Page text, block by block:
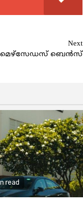
Next
മെഴ്സേഡസ് ബെൻസ്
read